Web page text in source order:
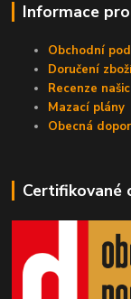
Informace
Obchodní
Doručení
Recenze
Mazací plány
Obecná
Certifikované